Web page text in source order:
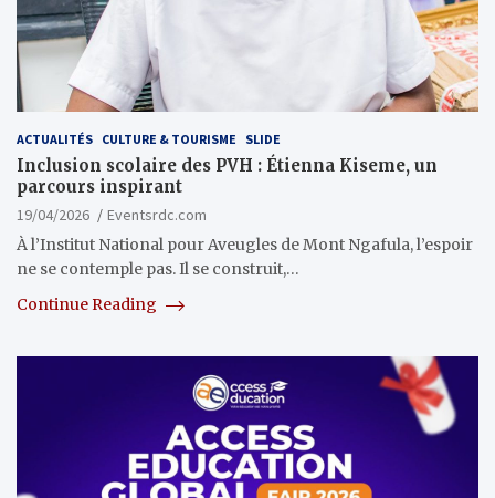
ACTUALITÉS CULTURE & TOURISME SLIDE
Inclusion scolaire des PVH : Étienna Kiseme, un
parcours inspirant
19/04/2026
Eventsrdc.com
À l’Institut National pour Aveugles de Mont Ngafula, l’espoir
ne se contemple pas. Il se construit,…
Continue Reading